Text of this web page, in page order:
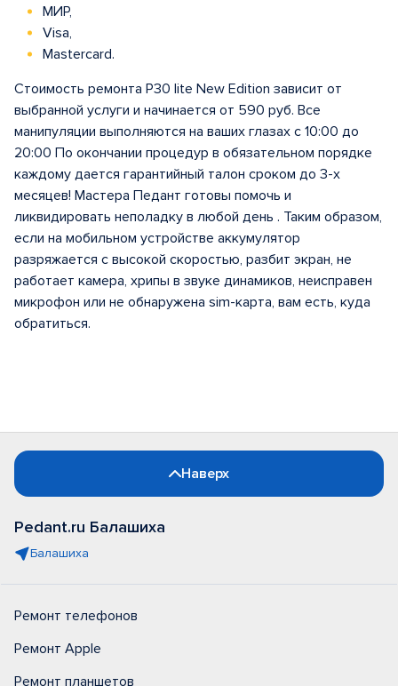
МИР,
Visa,
Mastercard.
Стоимость ремонта P30 lite New Edition зависит от
выбранной услуги и начинается от 590 руб. Все
манипуляции выполняются на ваших глазах с 10:00 до
20:00 По окончании процедур в обязательном порядке
каждому дается гарантийный талон сроком до 3-х
месяцев! Мастера Педант готовы помочь и
ликвидировать неполадку в любой день . Таким образом,
если на мобильном устройстве аккумулятор
разряжается с высокой скоростью, разбит экран, не
работает камера, хрипы в звуке динамиков, неисправен
микрофон или не обнаружена sim-карта, вам есть, куда
обратиться.
Наверх
Pedant.ru Балашиха
Балашиха
Ремонт телефонов
Ремонт Apple
Ремонт планшетов